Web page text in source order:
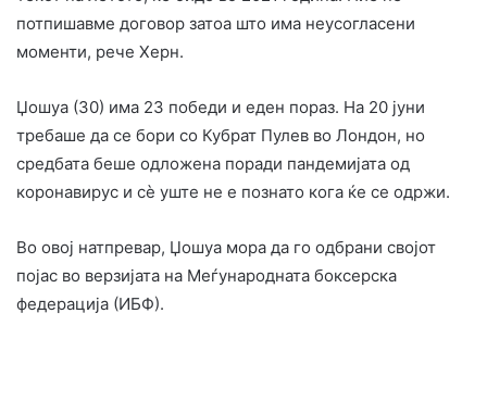
потпишавме договор затоа што има неусогласени
моменти, рече Херн.
Џошуа (30) има 23 победи и еден пораз. На 20 јуни
требаше да се бори со Кубрат Пулев во Лондон, но
средбата беше одложена поради пандемијата од
коронавирус и сè уште не е познато кога ќе се одржи.
Во овој натпревар, Џошуа мора да го одбрани својот
појас во верзијата на Меѓународната боксерска
федерација (ИБФ).